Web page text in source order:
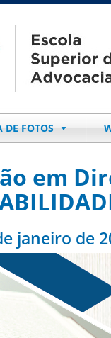
DE FOTOS
em
janeiro de